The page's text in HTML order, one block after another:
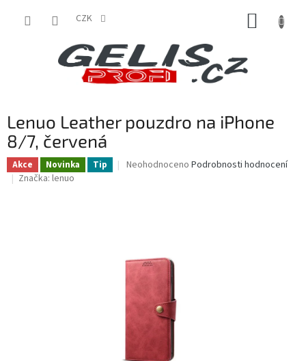
CZK
Lenuo Leather pouzdro na iPhone
8/7, červená
Akce Novinka Tip
Průměrné
hvězdiček.
Neohodnoceno Podrobnosti hodnocení
Značka: lenuo